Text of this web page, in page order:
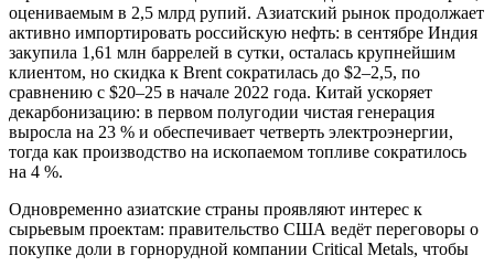
оцениваемым в 2,5 млрд рупий. Азиатский рынок продолжает
активно импортировать российскую нефть: в сентябре Индия
закупила 1,61 млн баррелей в сутки, осталась крупнейшим
клиентом, но скидка к Brent сократилась до $2–2,5, по
сравнению с $20–25 в начале 2022 года. Китай ускоряет
декарбонизацию: в первом полугодии чистая генерация
выросла на 23 % и обеспечивает четверть электроэнергии,
тогда как производство на ископаемом топливе сократилось
на 4 %.
Одновременно азиатские страны проявляют интерес к
сырьевым проектам: правительство США ведёт переговоры о
покупке доли в горнорудной компании Critical Metals, чтобы